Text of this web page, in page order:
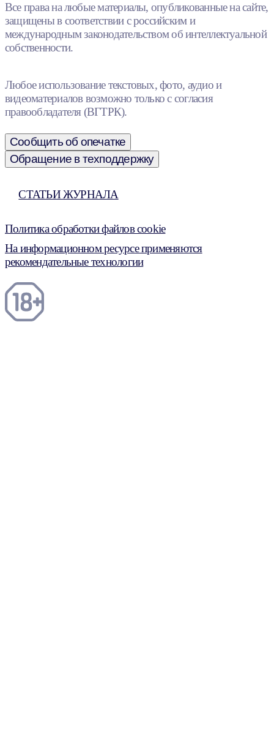
Все права на любые материалы, опубликованные на сайте,
защищены в соответствии с российским и
международным законодательством об интеллектуальной
собственности.
Любое использование текстовых, фото, аудио и
видеоматериалов возможно только с согласия
правообладателя (ВГТРК).
Сообщить об опечатке
Обращение в техподдержку
СТАТЬИ ЖУРНАЛА
Политика обработки файлов cookie
На информационном ресурсе применяются
рекомендательные технологии